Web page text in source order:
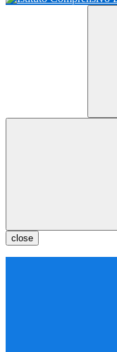
close